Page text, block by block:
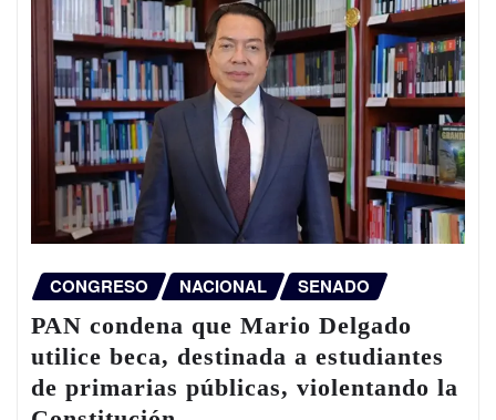
CONGRESO NACIONAL SENADO
PAN condena que Mario Delgado
utilice beca, destinada a estudiantes
de primarias públicas, violentando la